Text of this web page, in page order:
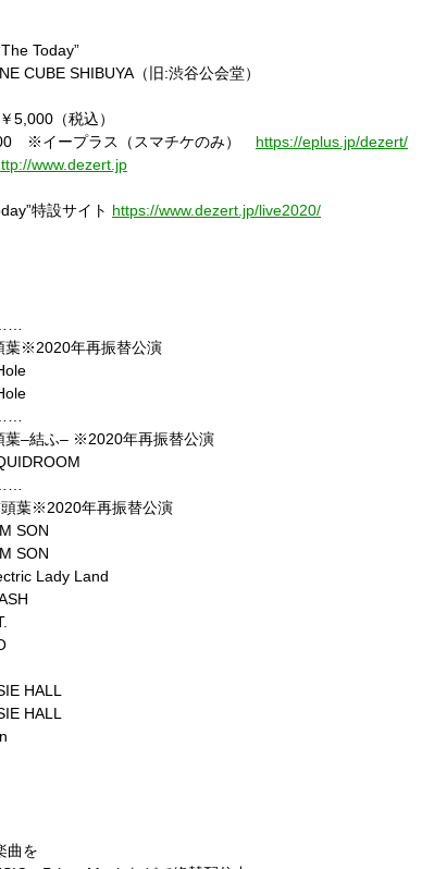
Today”
CUBE SHIBUYA （旧:渋谷公会堂）
5,000 （税込）
※イープラス（スマチケのみ） https://eplus.jp/dezert/
www.dezert.jp
”特設サイト https://www.dezert.jp/live2020/
葉※2020年再振替公演
葉–結ふ– ※2020年再振替公演
頭葉※2020年再振替公演
SON
SON
Lady Land
HALL
HALL
曲を